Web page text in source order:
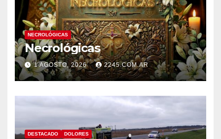
NECROLÓGICAS
Necrológicas
1 AGOSTO, 2026 2245.COM.AR
DESTACADO DOLORES